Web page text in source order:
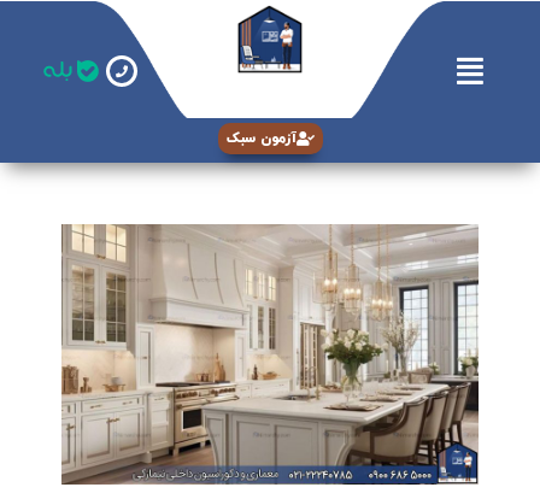
فهرست
آزمون سبک